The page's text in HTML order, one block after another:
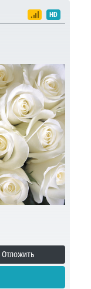
HD
Отложить